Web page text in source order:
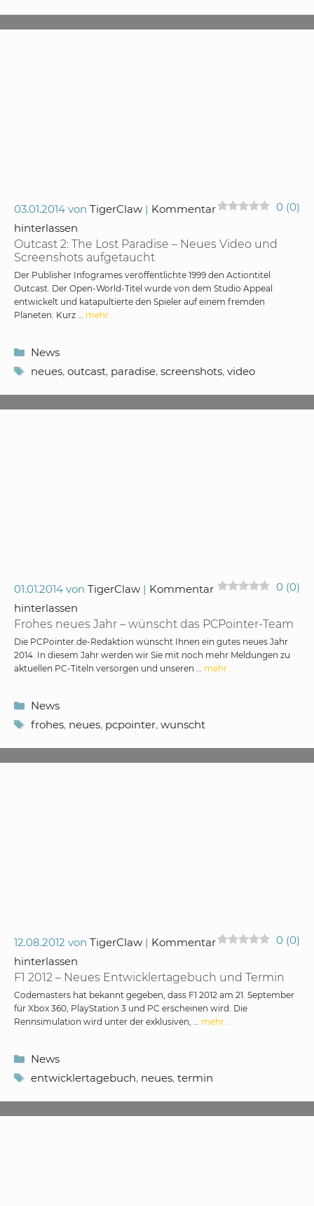
Outcast 2: The Lost Paradise – Neues Video und
Screenshots aufgetaucht
03.01.2014 von TigerClaw 0 (0)
Kommentar
hinterlassen
Der Publisher Infogrames veröffentlichte 1999 den Actiontitel
Outcast. Der Open-World-Titel wurde von dem Studio Appeal
entwickelt und katapultierte den Spieler auf einem fremden
Planeten. Kurz … mehr …
Kategorien
News
Schlagwörter
neues, outcast, paradise, screenshots, video
Frohes neues Jahr – wünscht das PCPointer-Team
01.01.2014 von TigerClaw 0 (0)
Kommentar
hinterlassen
Die PCPointer.de-Redaktion wünscht Ihnen ein gutes neues Jahr
2014. In diesem Jahr werden wir Sie mit noch mehr Meldungen zu
aktuellen PC-Titeln versorgen und unseren … mehr …
Kategorien
News
Schlagwörter
frohes, neues, pcpointer, wunscht
F1 2012 – Neues Entwicklertagebuch und Termin
12.08.2012 von TigerClaw 0 (0)
Kommentar
hinterlassen
Codemasters hat bekannt gegeben, dass F1 2012 am 21. September
für Xbox 360, PlayStation 3 und PC erscheinen wird. Die
Rennsimulation wird unter der exklusiven, … mehr …
Kategorien
News
Schlagwörter
entwicklertagebuch, neues, termin